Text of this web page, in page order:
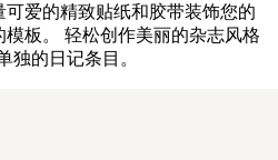
爱的精致贴纸和胶带装饰您的
板。 轻松创作美丽的杂志风格
独的日记条目。